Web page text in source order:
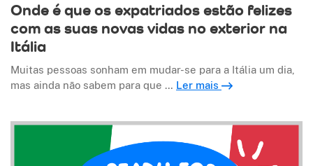
Onde é que os expatriados estão felizes
com as suas novas vidas no exterior na
Itália
Muitas pessoas sonham em mudar-se para a Itália um dia,
mas ainda não sabem para que … Ler mais